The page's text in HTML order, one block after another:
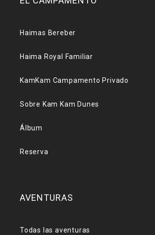
Haimas Bereber
Haima Royal Familiar
KamKam Campamento Privado
Sobre Kam Kam Dunes
Álbum
Reserva
AVENTURAS
Todas las aventuras